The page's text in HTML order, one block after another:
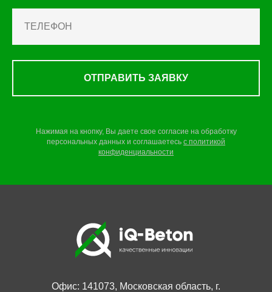
ОТПРАВИТЬ ЗАЯВКУ
Нажимая на кнопку, Вы даете свое согласие на обработку
персональных данных и соглашаетесь c политикой
конфиденциальности
Офис: 141073, Московская область, г.